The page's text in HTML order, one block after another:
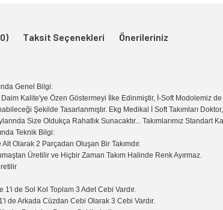
Taksit Seçenekleri Önerileriniz
Genel Bilgi:
Kalite'ye Özen Göstermeyi İlke Edinmiştir, İ-Soft Modolemiz
Şekilde Tasarlanmıştır. Ekg Medikal İ Soft Takımları
Size Oldukça Rahatlık Sunacaktır... Takımlarımız Standart
Teknik Bilgi:
Olarak 2 Parçadan Oluşan Bir Takımdır.
Üretilir ve Hiçbir Zaman Takım Halinde Renk Ayırmaz.
de Sol Kol Toplam 3 Adet Cebi Vardır.
de Arkada Cüzdan Cebi Olarak 3 Cebi Vardır.